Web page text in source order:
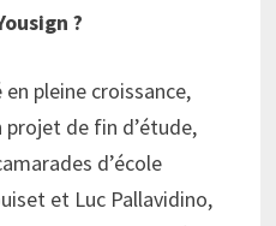
?
pleine croissance,
projet de fin d’étude,
d’école
et Luc Pallavidino,